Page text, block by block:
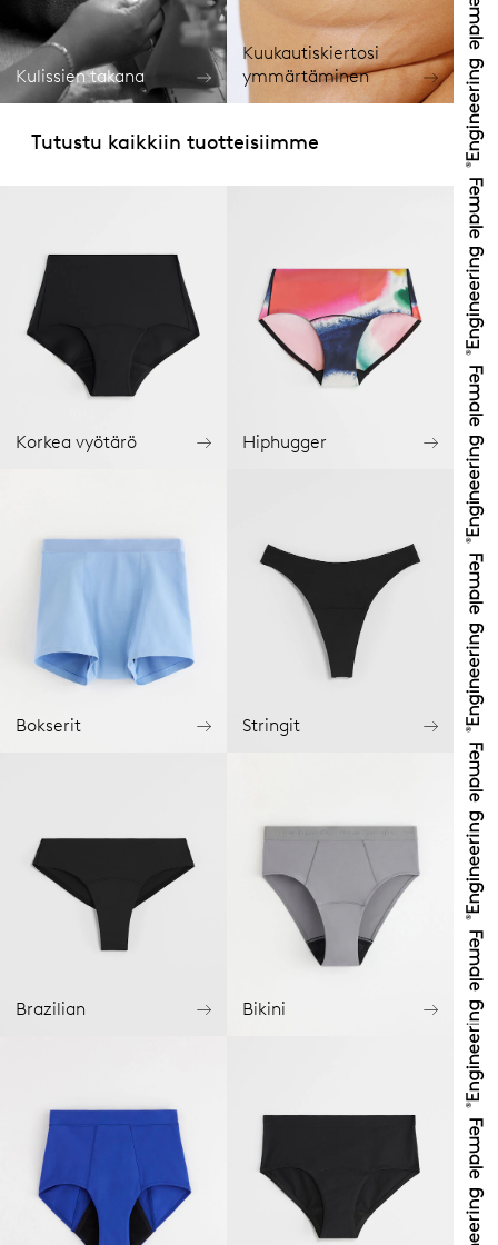
Kulissien takana
Kuukautiskiertosi
ymmärtäminen
Tutustu kaikkiin tuotteisiimme
Korkea vyötärö Hiphugger
Bokserit Stringit
Brazilian Bikini